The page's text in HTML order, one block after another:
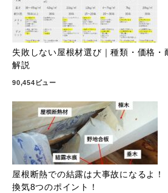
失敗しない屋根材選び｜種類・価格・
解説
90,454ビュー
屋根断熱での結露は大事故になるよ
換気8つのポイント！